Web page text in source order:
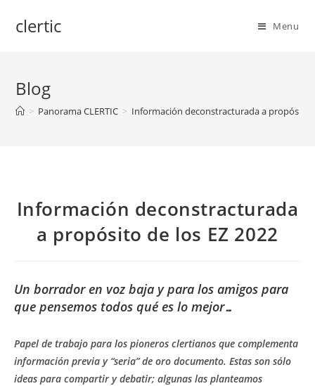
clertic Menu
Blog
> Panorama CLERTIC > Información deconstracturada a propósito
Información deconstracturada
a propósito de los EZ 2022
Un borrador en voz baja y para los amigos para
que pensemos todos qué es lo mejor…
Papel de trabajo para los pioneros clertianos que complementa
información previa y “seria” de oro documento. Estas son sólo
ideas para compartir y debatir; algunas las planteamos